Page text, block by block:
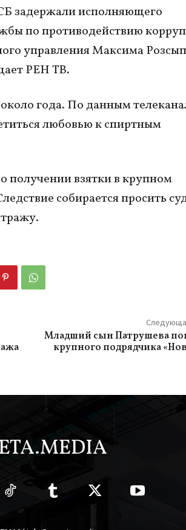
задержали исполняющего
по противодействию
управления Максима
РЕН ТВ.
года. По данным
любовью к спиртным
получении взятки в крупном
собирается просить
Младший сын Патрушева
крупного подрядчика